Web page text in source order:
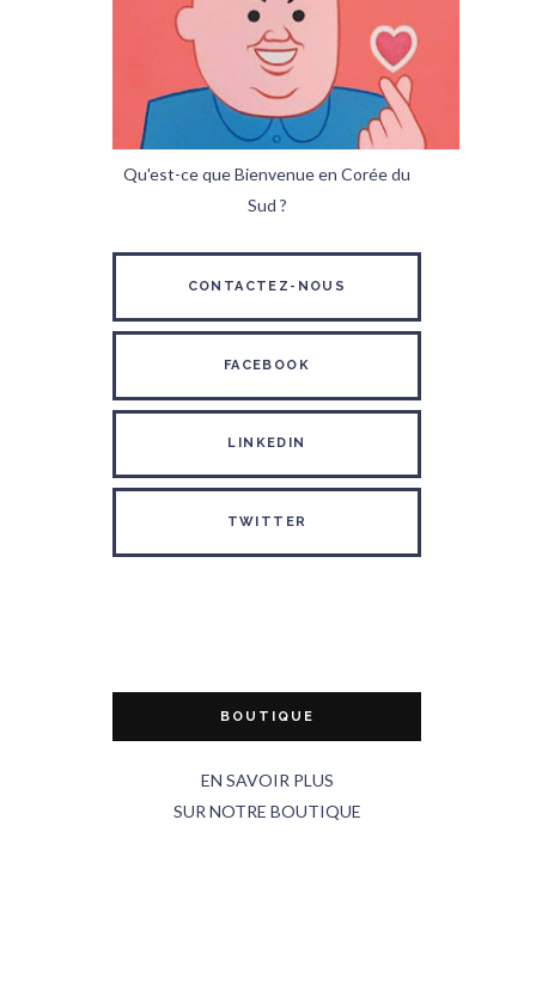
Qu'est-ce que Bienvenue en Corée du
Sud ?
CONTACTEZ-NOUS
FACEBOOK
LINKEDIN
TWITTER
BOUTIQUE
EN SAVOIR PLUS
SUR NOTRE BOUTIQUE